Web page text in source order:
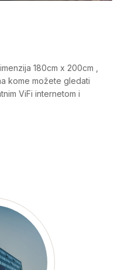
180cm x 200cm ,
kome možete gledati
ViFi internetom i